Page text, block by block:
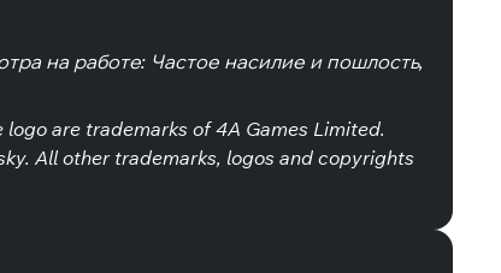
на работе: Частое насилие и пошлость,
are trademarks of 4A Games Limited.
All other trademarks, logos and copyrights